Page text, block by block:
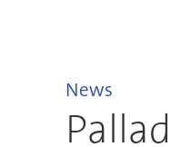
News